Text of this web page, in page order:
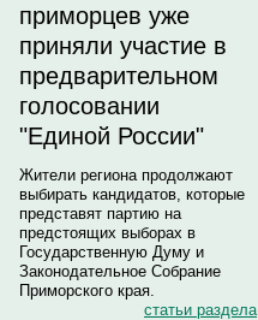
приморцев уже
приняли участие в
предварительном
голосовании
"Единой России"
Жители региона продолжают
выбирать кандидатов, которые
представят партию на
предстоящих выборах в
Государственную Думу и
Законодательное Собрание
Приморского края.
статьи раздела